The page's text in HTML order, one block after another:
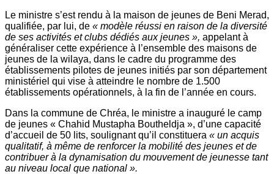
Le ministre s’est rendu à la maison de jeunes de Beni Merad,
qualifiée, par lui, de « modèle réussi en raison de la diversité
de ses activités et clubs dédiés aux jeunes », appelant à
généraliser cette expérience à l’ensemble des maisons de
jeunes de la wilaya, dans le cadre du programme des
établissements pilotes de jeunes initiés par son département
ministériel qui vise à atteindre le nombre de 1.500
établissements opérationnels, à la fin de l’année en cours.
Dans la commune de Chréa, le ministre a inauguré le camp
de jeunes « Chahid Mustapha Boutheldja », d’une capacité
d’accueil de 50 lits, soulignant qu’il constituera « un acquis
qualitatif, à même de renforcer la mobilité des jeunes et de
contribuer à la dynamisation du mouvement de jeunesse tant
au niveau local que national ».